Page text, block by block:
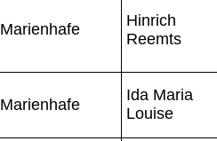
Marienhafe
Hinrich
Reemts
Marienhafe
Ida Maria
Louise